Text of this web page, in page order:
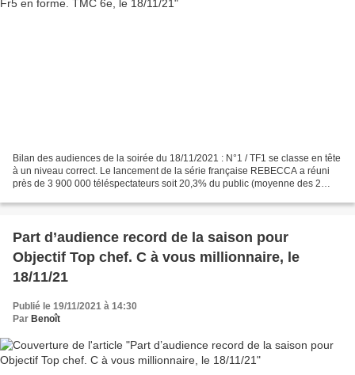
Bilan des audiences de la soirée du 18/11/2021 : N°1 / TF1 se classe en tête
à un niveau correct. Le lancement de la série française REBECCA a réuni
près de 3 900 000 téléspectateurs soit 20,3% du public (moyenne des 2
Part d’audience record de la saison pour
Objectif Top chef. C à vous millionnaire, le
18/11/21
Publié le 19/11/2021 à 14:30
Par Benoît